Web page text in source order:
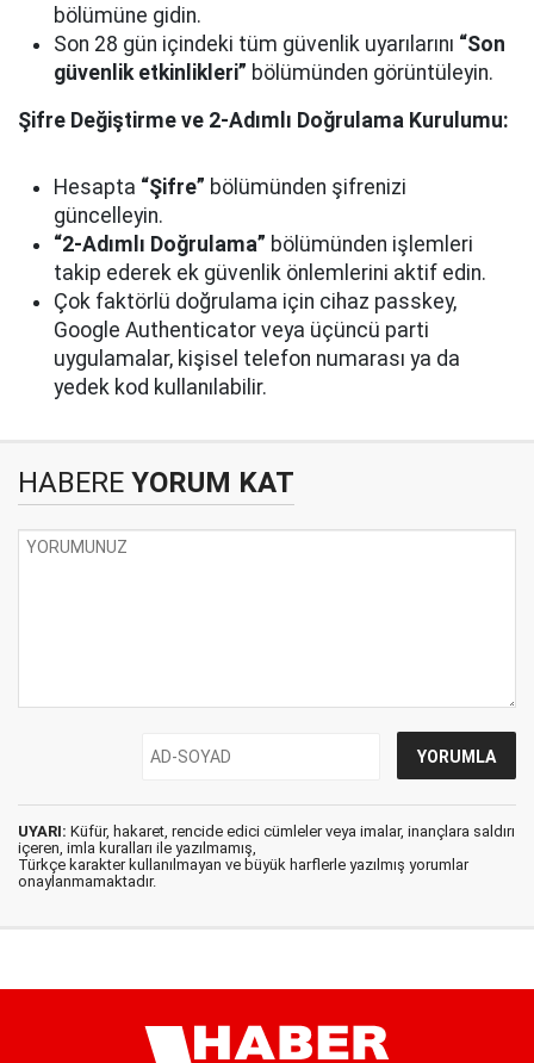
bölümüne gidin.
Son 28 gün içindeki tüm güvenlik uyarılarını “Son
güvenlik etkinlikleri” bölümünden görüntüleyin.
Şifre Değiştirme ve 2-Adımlı Doğrulama Kurulumu:
Hesapta “Şifre” bölümünden şifrenizi
güncelleyin.
“2-Adımlı Doğrulama” bölümünden işlemleri
takip ederek ek güvenlik önlemlerini aktif edin.
Çok faktörlü doğrulama için cihaz passkey,
Google Authenticator veya üçüncü parti
uygulamalar, kişisel telefon numarası ya da
yedek kod kullanılabilir.
HABERE YORUM KAT
UYARI: Küfür, hakaret, rencide edici cümleler veya imalar, inançlara saldırı
içeren, imla kuralları ile yazılmamış,
Türkçe karakter kullanılmayan ve büyük harflerle yazılmış yorumlar
onaylanmamaktadır.